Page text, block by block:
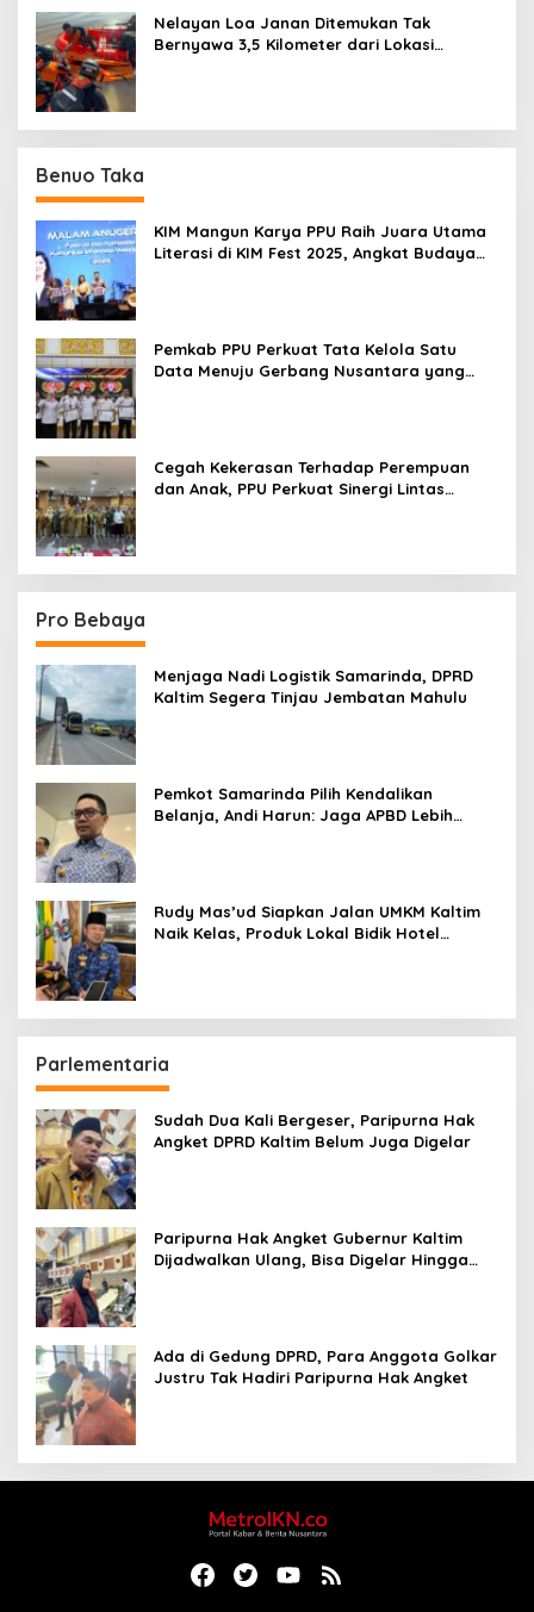
Nelayan Loa Janan Ditemukan Tak
Bernyawa 3,5 Kilometer dari Lokasi
Benuo Taka
KIM Mangun Karya PPU Raih Juara Utama
Literasi di KIM Fest 2025, Angkat Budaya
Pemkab PPU Perkuat Tata Kelola Satu
Data Menuju Gerbang Nusantara yang
Cegah Kekerasan Terhadap Perempuan
dan Anak, PPU Perkuat Sinergi Lintas
Pro Bebaya
Menjaga Nadi Logistik Samarinda, DPRD
Kaltim Segera Tinjau Jembatan Mahulu
Pemkot Samarinda Pilih Kendalikan
Belanja, Andi Harun: Jaga APBD Lebih
Rudy Mas’ud Siapkan Jalan UMKM Kaltim
Naik Kelas, Produk Lokal Bidik Hotel
Parlementaria
Sudah Dua Kali Bergeser, Paripurna Hak
Angket DPRD Kaltim Belum Juga Digelar
Paripurna Hak Angket Gubernur Kaltim
Dijadwalkan Ulang, Bisa Digelar Hingga
Ada di Gedung DPRD, Para Anggota Golkar
Justru Tak Hadiri Paripurna Hak Angket